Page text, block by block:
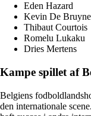
Eden Hazard
Kevin De Bruyne
Thibaut Courtois
Romelu Lukaku
Dries Mertens
Kampe spillet af
Belgiens
den internationale